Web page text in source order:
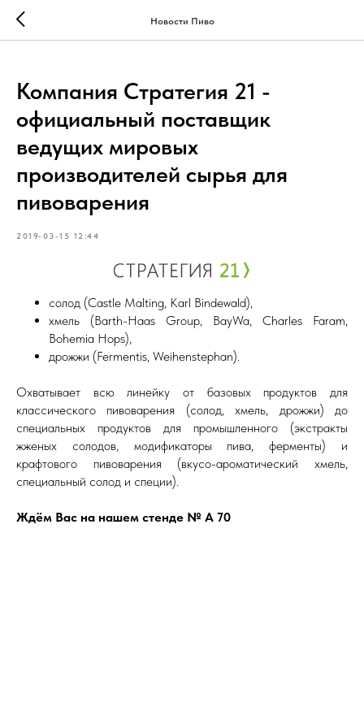
Новости Пиво
Компания Стратегия 21 -
официальный поставщик
ведущих мировых
производителей сырья для
пивоварения
2019-03-15 12:44
солод (Castle Malting, Karl Bindewald),
хмель (Barth-Haas Group, BayWa, Charles Faram,
Bohemia Hops),
дрожжи (Fermentis, Weihenstephan).
Охватывает всю линейку от базовых продуктов для
классического пивоварения (солод, хмель, дрожжи) до
специальных продуктов для промышленного (экстракты
жженых солодов, модификаторы пива, ферменты) и
крафтового пивоварения (вкусо-ароматический хмель,
специальный солод и специи).
Ждём Вас на нашем стенде № A 70